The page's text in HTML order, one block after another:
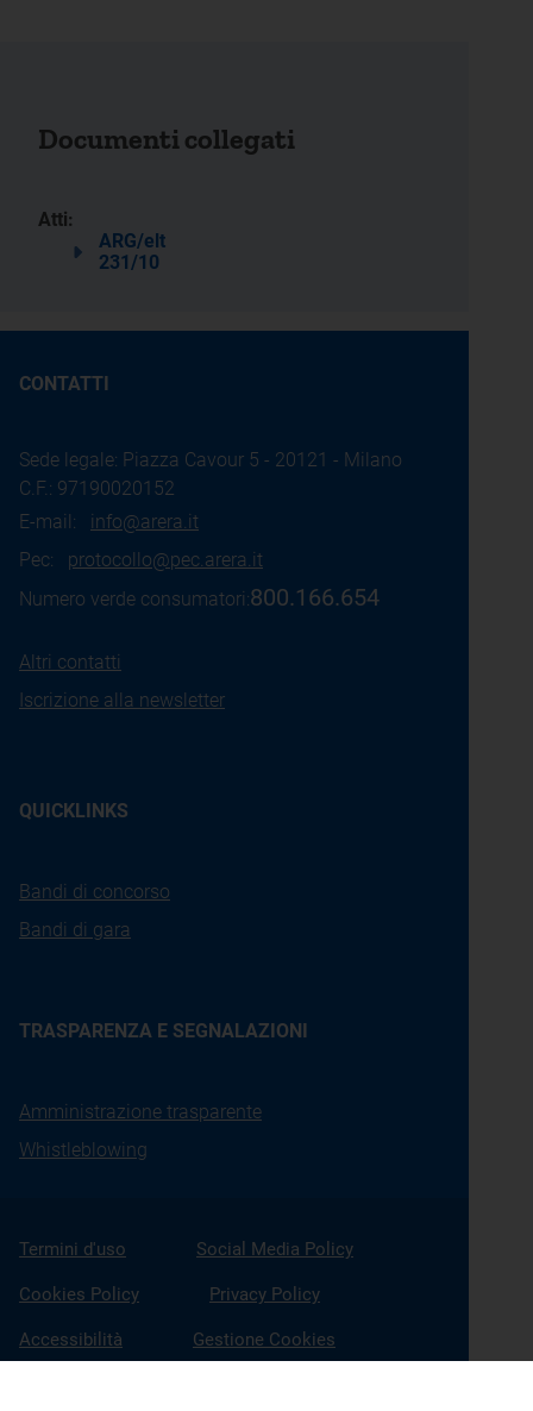
Documenti collegati
Atti:
ARG/elt
231/10
CONTATTI
Sede legale: Piazza Cavour 5 - 20121 - Milano
C.F.: 97190020152
E-mail: info@arera.it
Pec: protocollo@pec.arera.it
Numero verde consumatori:800.166.654
Altri contatti
Iscrizione alla newsletter
QUICKLINKS
Bandi di concorso
Bandi di gara
TRASPARENZA E SEGNALAZIONI
Amministrazione trasparente
Whistleblowing
Termini d'uso Social Media Policy
Cookies Policy Privacy Policy
Accessibilità Gestione Cookies